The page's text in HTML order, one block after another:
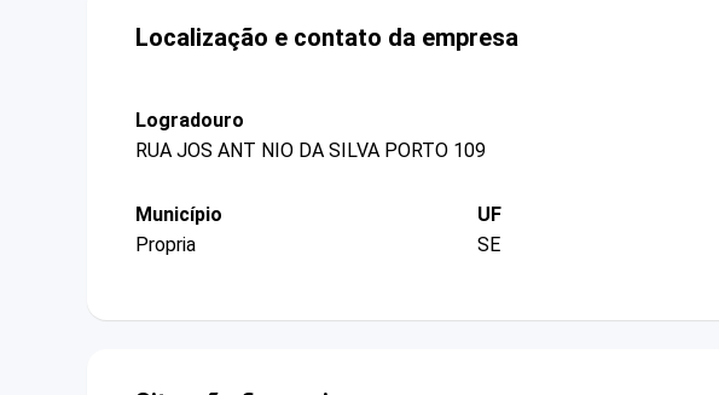
Localização e contato da empresa
Logradouro
RUA JOS ANT NIO DA SILVA PORTO 109
Município
Propria
UF
SE